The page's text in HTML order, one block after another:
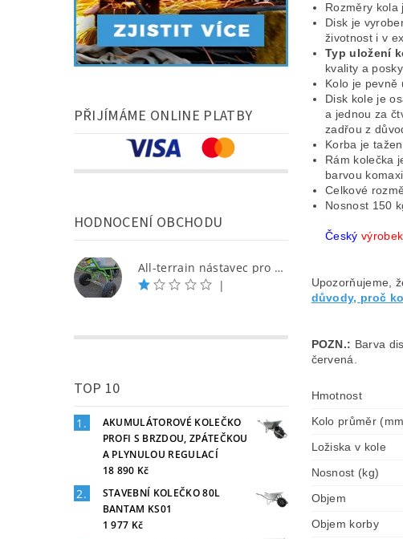
PŘIJÍMÁME ONLINE PLATBY
HODNOCENÍ OBCHODU
All-terrain nástavec pro Triglav
|
TOP 10
AKUMULÁTOROVÉ KOLEČKO
PROFI S BRZDOU, ZPÁTEČKOU
A PLYNULOU REGULACÍ
18 890 Kč
STAVEBNÍ KOLEČKO 80L
BANTAM KS01
1 977 Kč
Rozměry kola
Disk je
životnost i v
Typ uložení
kvality a
Kolo je pevně
Disk kole je
a jednou za
zadřou z
Korba je
Rám kolečka
barvou
Celkové
Nosnost 150
Českývýrobek
Upozorňujeme,
důvody, proč
POZN.: Barva
červená.
Hmotnost
Kolo průměr
Ložiska v kole
Nosnost (kg)
Objem
Objem korby